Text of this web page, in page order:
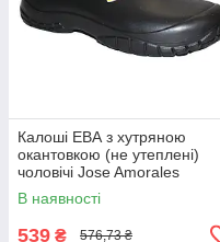
Калоші ЕВА з хутряною
окантовкою (не утеплені)
чоловічі Jose Amorales
117450 Чорні
В наявності
539 ₴ 576,73 ₴